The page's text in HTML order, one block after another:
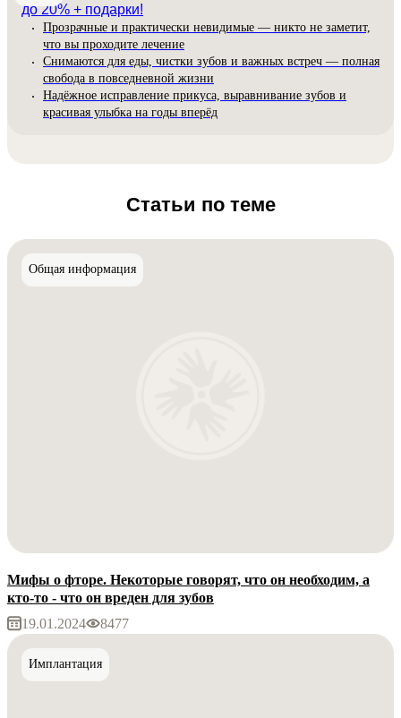
до 20% + подарки!
Прозрачные и практически невидимые — никто не заметит,
что вы проходите лечение
Снимаются для еды, чистки зубов и важных встреч — полная
свобода в повседневной жизни
Надёжное исправление прикуса, выравнивание зубов и
красивая улыбка на годы вперёд
Статьи по теме
Общая информация
Мифы о фторе. Некоторые говорят, что он необходим, а
кто-то - что он вреден для зубов
19.01.2024
8477
Имплантация